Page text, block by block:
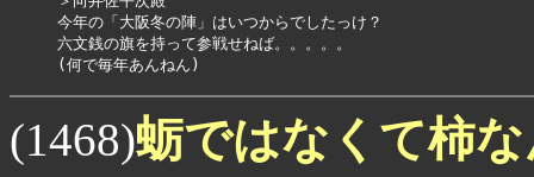
今年の「大阪冬の陣」はいつからでしたっけ？
六文銭の旗を持って参戦せねば。。。。。
(何で毎年あんねん)
(1468)蛎ではなくて柿